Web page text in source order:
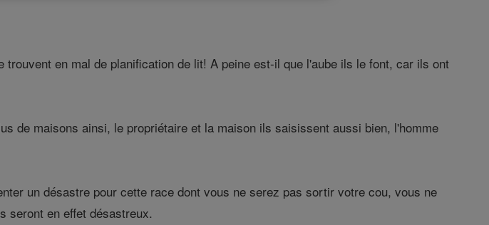
en mal de planification de lit! A peine est-il que l'aube ils le font, car ils ont
de maisons ainsi, le propriétaire et la maison ils saisissent aussi bien, l'homme
un désastre pour cette race dont vous ne serez pas sortir votre cou, vous ne
seront en effet désastreux.